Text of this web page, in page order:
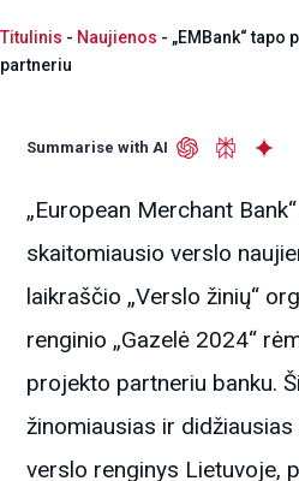
Titulinis - Naujienos - „EMBank“ tapo
partneriu
Summarise with AI
„European Merchant
skaitomiausio verslo
laikraščio „Verslo žinių“
renginio „Gazelė 2024“
projekto partneriu banku.
žinomiausias ir
verslo renginys Lietuvoje,